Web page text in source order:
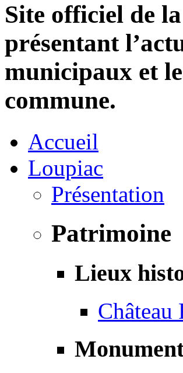
Site officiel de
présentant
municipaux et
commune.
Accueil
Loupiac
Présentation
Patrimoine
Lieux
Château